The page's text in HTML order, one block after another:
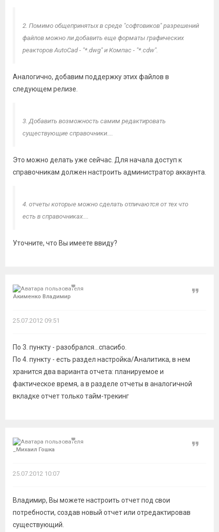
2. Помимо общепринятых в среде "софтовиков" разрешений
файлов можно ли добавить еще форматы графических
реакторов AutoCad - "*.dwg" и Компас - "*.cdw".
Аналогично, добавим поддержку этих файлов в
следующем релизе.
3. Добавить возможность самим редактировать
существующие справочники....
Это можно делать уже сейчас. Для начала доступ к
справочникам должен настроить администратор аккаунта.
4. отчеты которые можно сделать отличаются от тех что
есть в справочниках....
Уточните, что Вы имеете ввиду?
Акименко Владимир
Цитата
25.07.2012 09:51
По 3. пункту - разобрался...спасибо.
По 4. пункту - есть раздел настройка/Аналитика, в нем
хранится два варианта отчета: планируемое и
фактическое время, а в разделе отчеты в аналогичной
вкладке отчет только тайм-трекинг
_Миxаил Гошкa
Цитата
25.07.2012 10:07
Владимир, Вы можете настроить отчет под свои
потребности, создав новый отчет или отредактировав
существующий.